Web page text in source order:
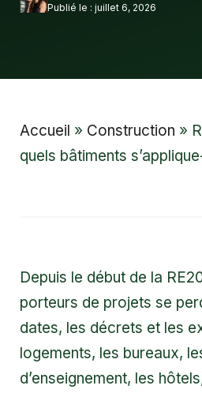
Publié le : juillet 6, 2026
Accueil » Construction »
quels bâtiments
Depuis le début de la
porteurs de projets se
dates, les décrets et les
logements, les bureaux,
d’enseignement, les